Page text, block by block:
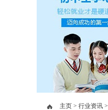
主页 > 行业资讯 >